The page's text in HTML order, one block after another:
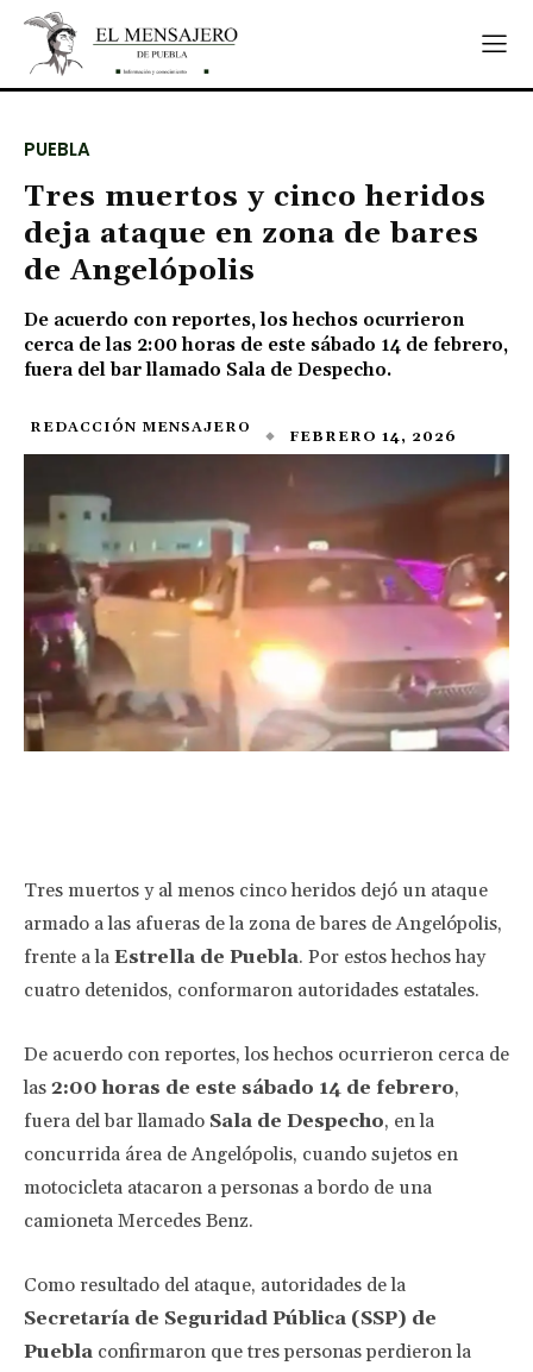
PUEBLA
Tres muertos y cinco heridos
deja ataque en zona de bares
de Angelópolis
De acuerdo con reportes, los hechos ocurrieron
cerca de las 2:00 horas de este sábado 14 de febrero,
fuera del bar llamado Sala de Despecho.
REDACCIÓN MENSAJERO FEBRERO 14, 2026
Tres muertos y al menos cinco heridos dejó un ataque
armado a las afueras de la zona de bares de Angelópolis,
frente a la Estrella de Puebla. Por estos hechos hay
cuatro detenidos, conformaron autoridades estatales.
De acuerdo con reportes, los hechos ocurrieron cerca de
las 2:00 horas de este sábado 14 de febrero,
fuera del bar llamado Sala de Despecho, en la
concurrida área de Angelópolis, cuando sujetos en
motocicleta atacaron a personas a bordo de una
camioneta Mercedes Benz.
Como resultado del ataque, autoridades de la
Secretaría de Seguridad Pública (SSP) de
Puebla confirmaron que tres personas perdieron la